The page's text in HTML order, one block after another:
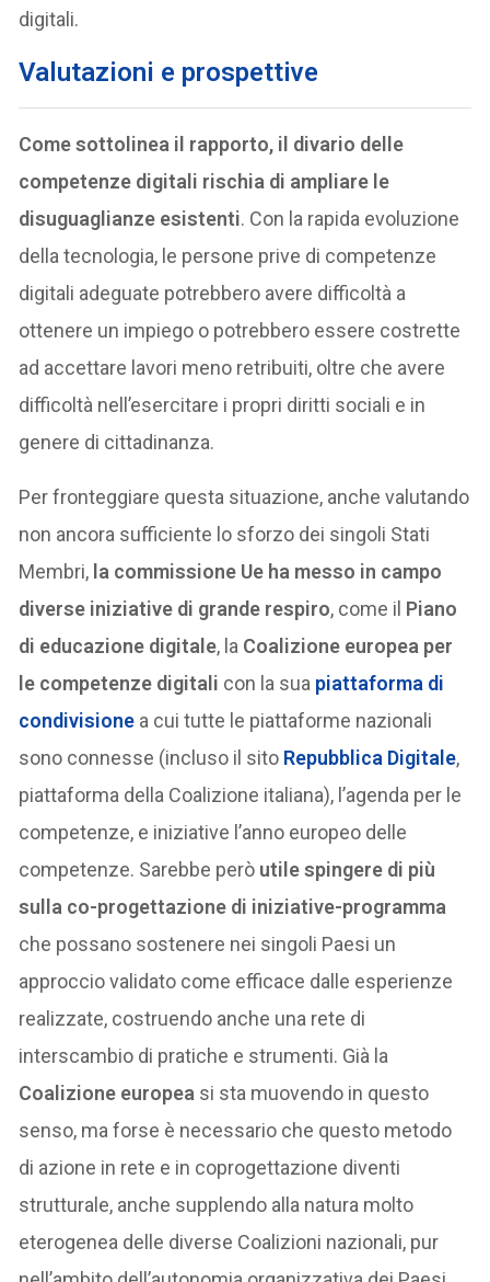
digitali.
Valutazioni e prospettive
Come sottolinea il rapporto, il divario delle
competenze digitali rischia di ampliare le
disuguaglianze esistenti. Con la rapida evoluzione
della tecnologia, le persone prive di competenze
digitali adeguate potrebbero avere difficoltà a
ottenere un impiego o potrebbero essere costrette
ad accettare lavori meno retribuiti, oltre che avere
difficoltà nell’esercitare i propri diritti sociali e in
genere di cittadinanza.
Per fronteggiare questa situazione, anche valutando
non ancora sufficiente lo sforzo dei singoli Stati
Membri, la commissione Ue ha messo in campo
diverse iniziative di grande respiro, come il Piano
di educazione digitale, la Coalizione europea per
le competenze digitali con la sua piattaforma di
condivisione a cui tutte le piattaforme nazionali
sono connesse (incluso il sito Repubblica Digitale,
piattaforma della Coalizione italiana), l’agenda per le
competenze, e iniziative l’anno europeo delle
competenze. Sarebbe però utile spingere di più
sulla co-progettazione di iniziative-programma
che possano sostenere nei singoli Paesi un
approccio validato come efficace dalle esperienze
realizzate, costruendo anche una rete di
interscambio di pratiche e strumenti. Già la
Coalizione europea si sta muovendo in questo
senso, ma forse è necessario che questo metodo
di azione in rete e in coprogettazione diventi
strutturale, anche supplendo alla natura molto
eterogenea delle diverse Coalizioni nazionali, pur